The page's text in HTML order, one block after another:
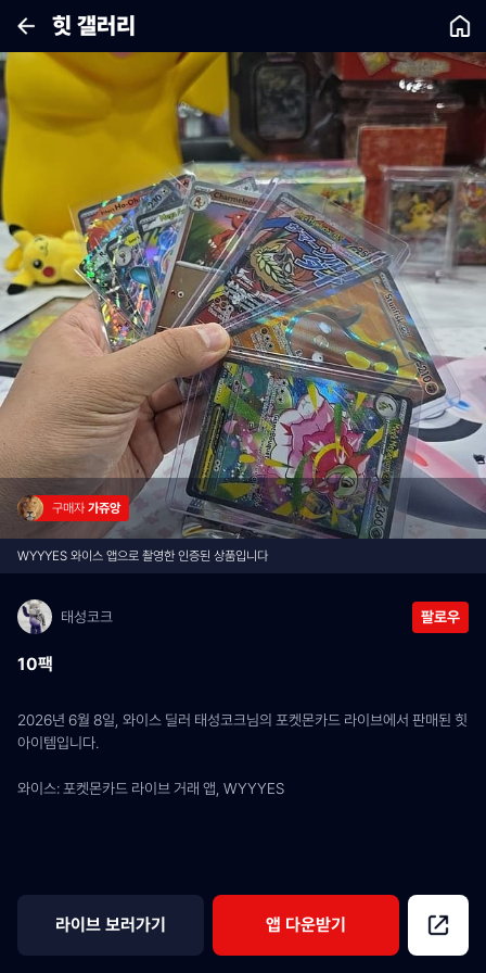
힛 갤러리
구매자 가쥬앙
WYYYES 와이스 앱으로 촬영한 인증된 상품입니다
태성코크 팔로우
10팩
2026년 6월 8일, 와이스 딜러 태성코크님의 포켓몬카드 라이브에서 판매된 힛
아이템입니다.
와이스: 포켓몬카드 라이브 거래 앱, WYYYES
라이브 보러가기 앱 다운받기